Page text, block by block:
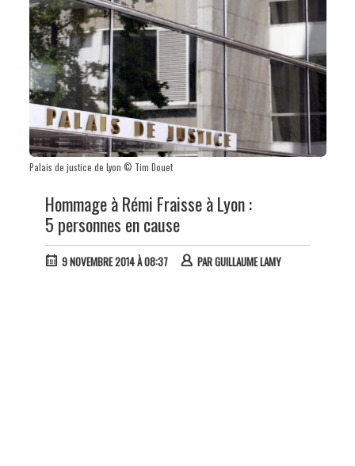
Palais de justice de Lyon © Tim Douet
Hommage à Rémi Fraisse à Lyon :
5 personnes en cause
9 NOVEMBRE 2014 À 08:37 PARGUILLAUME LAMY